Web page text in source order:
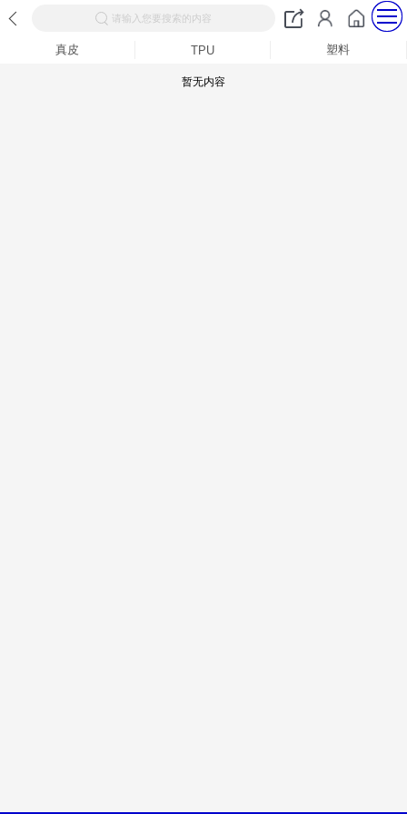
请输入您要搜索的内容
真皮 TPU 塑料
暂无内容